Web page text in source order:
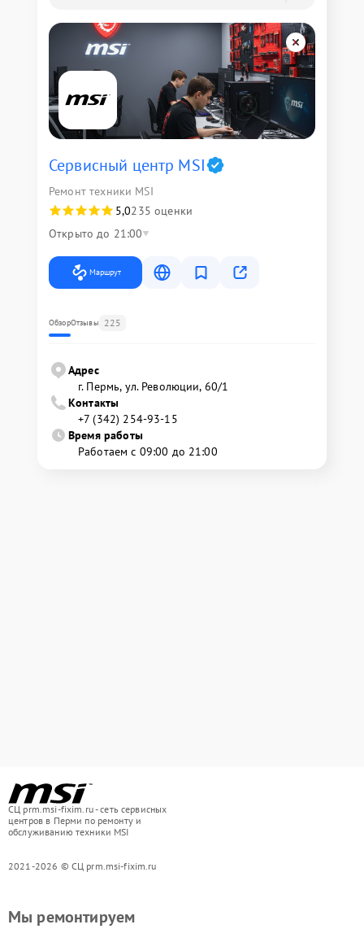
Сервисный центр MSI
Ремонт техники MSI
5,0235 оценки
Открыто до 21:00
Маршрут
ОбзорОтзывы 225
Адрес
г. Пермь, ул. ​Революции, 60/1
Контакты
+7 (342) 254-93-15
Время работы
Работаем с 09:00 до 21:00
СЦ prm.msi-fixim.ru - сеть сервисных
центров в Перми по ремонту и
обслуживанию техники MSI
2021-2026 © СЦ prm.msi-fixim.ru
Мы ремонтируем